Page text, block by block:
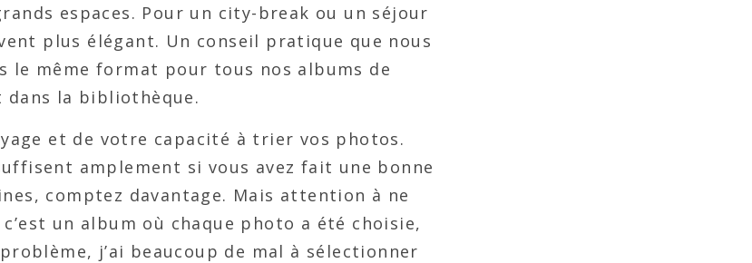
espaces. Pour un city-break ou un séjour
plus élégant. Un conseil pratique que nous
même format pour tous nos albums de
dans la bibliothèque.
et de votre capacité à trier vos photos.
amplement si vous avez fait une bonne
comptez davantage. Mais attention à ne
un album où chaque photo a été choisie,
j’ai beaucoup de mal à sélectionner